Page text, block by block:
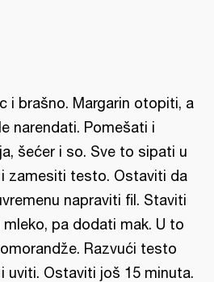
i brašno. Margarin otopiti, a
narendati. Pomešati i
šećer i so. Sve to sipati u
zamesiti testo. Ostaviti da
napraviti fil. Staviti
pa dodati mak. U to
Razvući testo
uviti. Ostaviti još 15 minuta.